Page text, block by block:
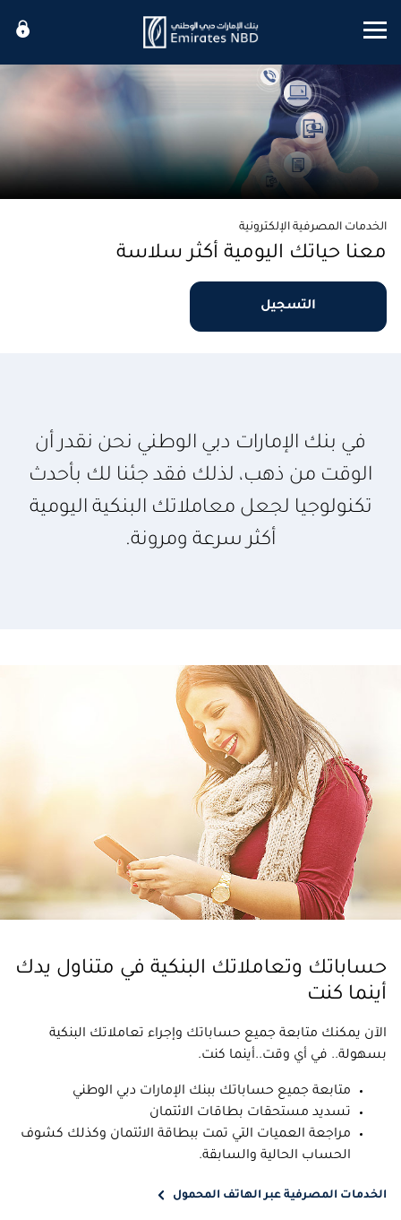
Mobile menu
الخدمات المصرفية الإلكترونية
معنا حياتك اليومية أكثر سلاسة
التسجيل
في بنك الإمارات دبي الوطني نحن نقدر أن
الوقت من ذهب، لذلك فقد جئنا لك بأحدث
تكنولوجيا لجعل معاملاتك البنكية اليومية
أكثر سرعة ومرونة.
حساباتك وتعاملاتك البنكية في متناول يدك
أينما كنت
الآن يمكنك متابعة جميع حساباتك وإجراء تعاملاتك البنكية
بسهولة.. في أي وقت..أينما كنت.
متابعة جميع حساباتك ببنك الإمارات دبي الوطني
تسديد مستحقات بطاقات الائتمان
مراجعة العميات التي تمت ببطاقة الائتمان وكذلك كشوف
الحساب الحالية والسابقة.
الخدمات المصرفية عبر الهاتف المحمول